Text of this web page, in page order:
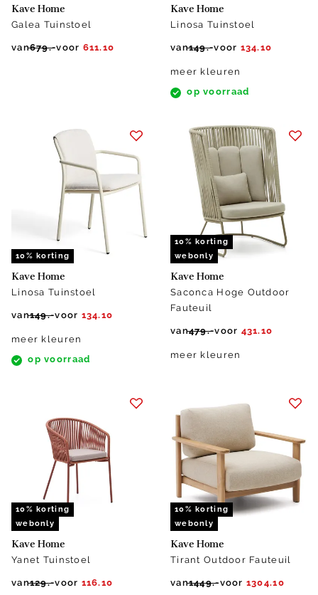
Kave Home
Galea Tuinstoel
van679.-voor 611.10
Kave Home
Linosa Tuinstoel
van149.-voor 134.10
meer kleuren
op voorraad
10% korting
Kave Home
Linosa Tuinstoel
van149.-voor 134.10
meer kleuren
op voorraad
10% korting
webonly
Kave Home
Saconca Hoge Outdoor
Fauteuil
van479.-voor 431.10
meer kleuren
10% korting
webonly
Kave Home
Yanet Tuinstoel
van129.-voor 116.10
10% korting
webonly
Kave Home
Tirant Outdoor Fauteuil
van1449.-voor 1304.10